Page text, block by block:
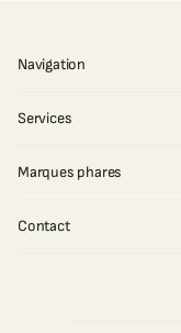
Navigation
Services
Marques phares
Contact